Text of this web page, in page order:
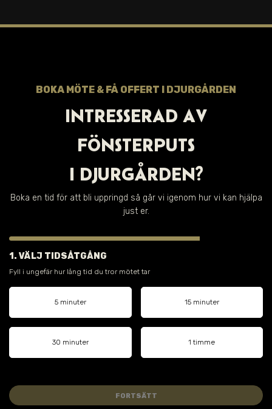
BOKA MÖTE & FÅ OFFERT I DJURGÅRDEN
INTRESSERAD AV
FÖNSTERPUTS
I DJURGÅRDEN?
Boka en tid för att bli uppringd så går vi igenom hur vi kan hjälpa
just er.
1. VÄLJ TIDSÅTGÅNG
Fyll i ungefär hur lång tid du tror mötet tar
5 minuter 15 minuter
30 minuter 1 timme
FORTSÄTT